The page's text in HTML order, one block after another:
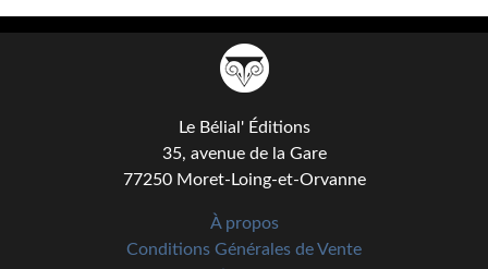
Récompenses
La Bibliothèque orbitale
Le Bélial' Éditions
35, avenue de la Gare
77250 Moret-Loing-et-Orvanne
À propos
Conditions Générales de Vente